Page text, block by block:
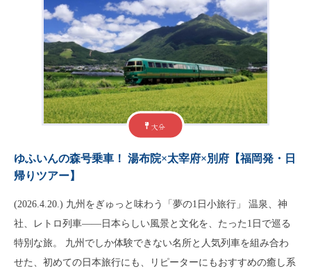
大分
ゆふいんの森号乗車！ 湯布院×太宰府×別府【福岡発・日
帰りツアー】
(2026.4.20.) 九州をぎゅっと味わう「夢の1日小旅行」 温泉、神
社、レトロ列車——日本らしい風景と文化を、たった1日で巡る
特別な旅。 九州でしか体験できない名所と人気列車を組み合わ
せた、初めての日本旅行にも、リピーターにもおすすめの癒し系